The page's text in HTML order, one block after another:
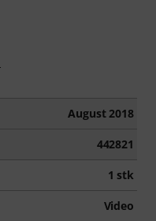
August 2018
442821
1 stk
Video